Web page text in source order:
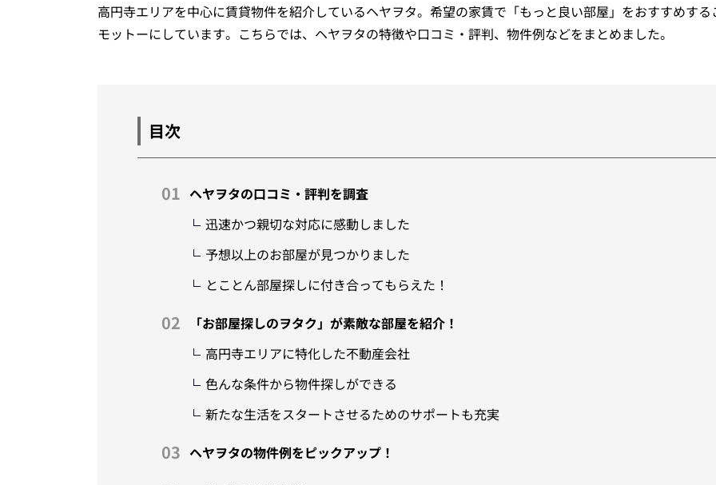
高円寺エリアを中心に賃貸物件を紹介しているヘヤヲタ。希望の家賃で「もっと良い部屋」をおすすめする
モットーにしています。こちらでは、ヘヤヲタの特徴や口コミ・評判、物件例などをまとめました。
目次
ヘヤヲタの口コミ・評判を調査
迅速かつ親切な対応に感動しました
予想以上のお部屋が見つかりました
とことん部屋探しに付き合ってもらえた！
「お部屋探しのヲタク」が素敵な部屋を紹介！
高円寺エリアに特化した不動産会社
色んな条件から物件探しができる
新たな生活をスタートさせるためのサポートも充実
ヘヤヲタの物件例をピックアップ！